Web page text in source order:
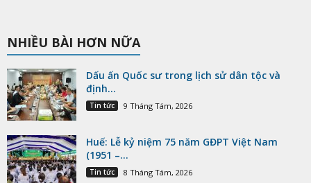
NHIỀU BÀI HƠN NỮA
Dấu ấn Quốc sư trong lịch sử dân tộc và
định...
Tin tức 9 Tháng Tám, 2026
Huế: Lễ kỷ niệm 75 năm GĐPT Việt Nam
(1951 –...
Tin tức 8 Tháng Tám, 2026